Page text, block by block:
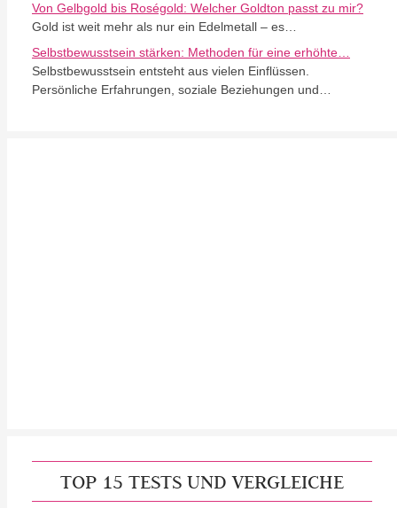
Von Gelbgold bis Roségold: Welcher Goldton passt zu mir?
Gold ist weit mehr als nur ein Edelmetall – es…
Selbstbewusstsein stärken: Methoden für eine erhöhte…
Selbstbewusstsein entsteht aus vielen Einflüssen.
Persönliche Erfahrungen, soziale Beziehungen und…
TOP 15 TESTS UND VERGLEICHE